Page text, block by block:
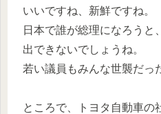
いいですね、新鮮ですね。
日本で誰が総理になろうと
出できないでしょうね。
若い議員もみんな世襲だっ
ところで、トヨタ自動車の